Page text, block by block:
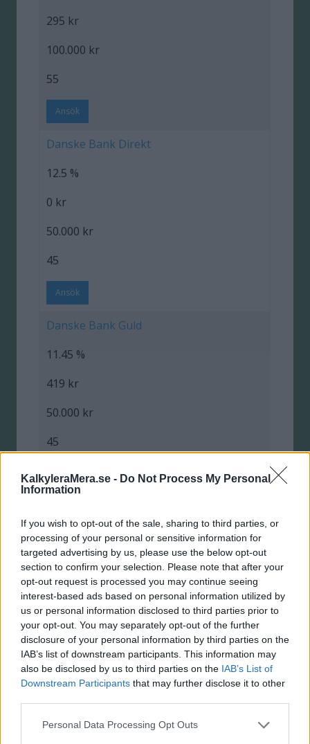
KalkyleraMera.se - Do Not Process My Personal
Information
If you wish to opt-out of the sale, sharing to third parties, or
processing of your personal or sensitive information for
targeted advertising by us, please use the below opt-out
section to confirm your selection. Please note that after your
opt-out request is processed you may continue seeing
interest-based ads based on personal information utilized by
us or personal information disclosed to third parties prior to
your opt-out. You may separately opt-out of the further
disclosure of your personal information by third parties on the
IAB’s list of downstream participants. This information may
also be disclosed by us to third parties on the IAB’s List of
Downstream Participants that may further disclose it to other
Personal Data Processing Opt Outs
295 kr
100.000 kr
55
Ansök
Danske Bank Direkt
12.5 %
0 kr
50.000 kr
45
Ansök
Danske Bank Guld
11.45 %
419 kr
50.000 kr
45
Ansök
8.4 %
1.799 kr
100.000 kr
45
Ansök
Easyliving
13.95 %